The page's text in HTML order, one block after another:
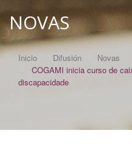
NOVAS
Inicio Difusión Novas
COGAMI inicia curso de
discapacidade